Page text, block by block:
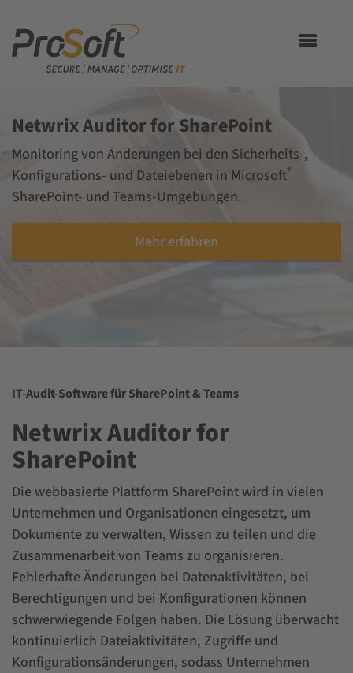
Toggle
Netwrix Auditor for SharePoint
Monitoring von Änderungen bei den Sicherheits-,
Konfigurations- und Dateiebenen in Microsoft®
SharePoint- und Teams-Umgebungen.
Mehr erfahren
IT-Audit-Software für SharePoint & Teams
Netwrix Auditor for
SharePoint
Die webbasierte Plattform SharePoint wird in vielen
Unternehmen und Organisationen eingesetzt, um
Dokumente zu verwalten, Wissen zu teilen und die
Zusammenarbeit von Teams zu organisieren.
Fehlerhafte Änderungen bei Datenaktivitäten, bei
Berechtigungen und bei Konfigurationen können
schwerwiegende Folgen haben. Die Lösung überwacht
kontinuierlich Dateiaktivitäten, Zugriffe und
Konfigurationsänderungen, sodass Unternehmen